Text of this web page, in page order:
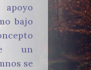
bajo
un
se